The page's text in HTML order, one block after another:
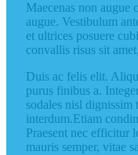
Maecenas non
augue. Vestibulum
et ultrices posuere
convallis risus sit
Duis ac felis elit.
purus finibus a.
sodales nisl
interdum.Etiam
Praesent nec efficitur
mauris semper, vitae